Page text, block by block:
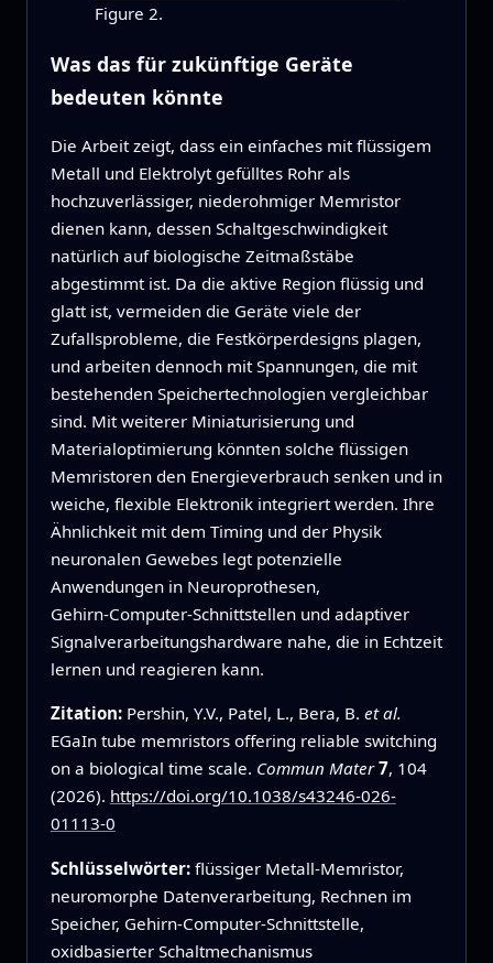
Figure 2.
Was das für zukünftige Geräte
bedeuten könnte
Die Arbeit zeigt, dass ein einfaches mit flüssigem
Metall und Elektrolyt gefülltes Rohr als
hochzuverlässiger, niederohmiger Memristor
dienen kann, dessen Schaltgeschwindigkeit
natürlich auf biologische Zeitmaßstäbe
abgestimmt ist. Da die aktive Region flüssig und
glatt ist, vermeiden die Geräte viele der
Zufallsprobleme, die Festkörperdesigns plagen,
und arbeiten dennoch mit Spannungen, die mit
bestehenden Speichertechnologien vergleichbar
sind. Mit weiterer Miniaturisierung und
Materialoptimierung könnten solche flüssigen
Memristoren den Energieverbrauch senken und in
weiche, flexible Elektronik integriert werden. Ihre
Ähnlichkeit mit dem Timing und der Physik
neuronalen Gewebes legt potenzielle
Anwendungen in Neuroprothesen,
Gehirn‑Computer‑Schnittstellen und adaptiver
Signalverarbeitungshardware nahe, die in Echtzeit
lernen und reagieren kann.
Zitation: Pershin, Y.V., Patel, L., Bera, B. et al.
EGaIn tube memristors offering reliable switching
on a biological time scale. Commun Mater 7, 104
(2026). https://doi.org/10.1038/s43246-026-
01113-0
Schlüsselwörter: flüssiger Metall-Memristor,
neuromorphe Datenverarbeitung, Rechnen im
Speicher, Gehirn-Computer-Schnittstelle,
oxidbasierter Schaltmechanismus